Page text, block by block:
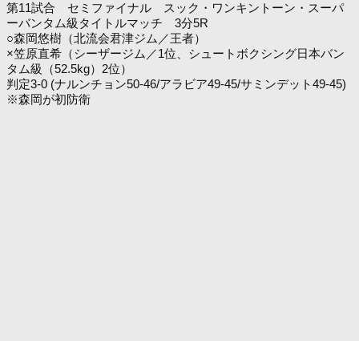
第11試合 セミファイナル スック・ワンキントーン・スーパ
ーバンタム級タイトルマッチ 3分5R
○森岡悠樹（北流会君津ジム／王者）
×笠原直希（シーザージム／1位、シュートボクシング日本バン
タム級（52.5kg）2位）
判定3-0 (ナルンチョン50-46/アラビア49-45/サミンデット49-45)
※森岡が初防衛